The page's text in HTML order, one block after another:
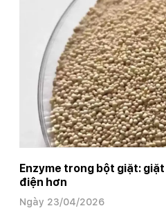
Enzyme trong bột giặt:
điện hơn
Ngày 23/04/2026